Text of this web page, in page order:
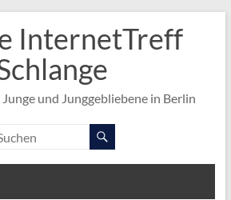
InternetTreff
und Junggebliebene in Berlin